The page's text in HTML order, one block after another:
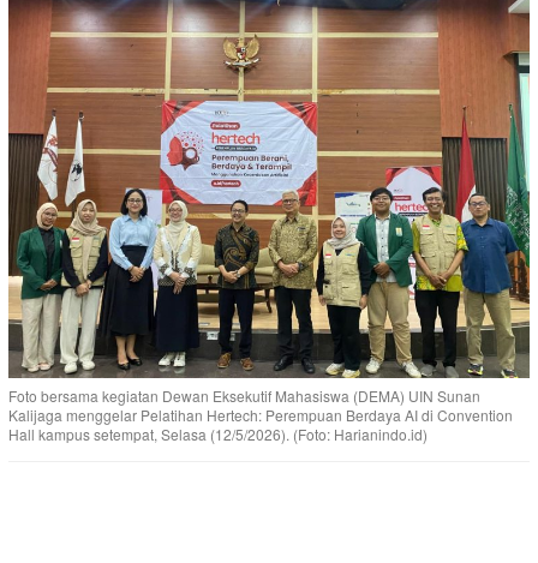
Foto bersama kegiatan Dewan Eksekutif Mahasiswa (DEMA) UIN Sunan
Kalijaga menggelar Pelatihan Hertech: Perempuan Berdaya AI di Convention
Hall kampus setempat, Selasa (12/5/2026). (Foto: Harianindo.id)